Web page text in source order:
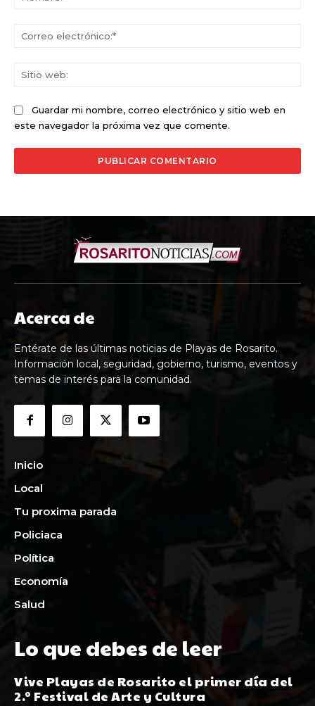
Guardar mi nombre, correo electrónico y sitio web en
este navegador la próxima vez que comente.
Acerca de
Entérate de las últimas noticias de Playas de Rosarito.
Información local, seguridad, gobierno, turismo, eventos y
temas de interés para la comunidad.
Inicio
Local
Tu proxima parada
Policiaca
Política
Economía
Salud
Lo que debes de leer
Vive Playas de Rosarito el primer día del
2.º Festival de Arte y Cultura